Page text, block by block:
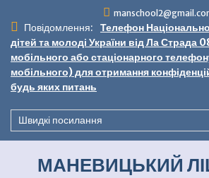
вмісту
Повідомлення:
Телефон
дітей та молоді України від Ла Страда
мобільного або стаціонарного
мобільного) для отримання
будь яких питань
Швидкі посилання
МАНЕВИЦЬКИЙ